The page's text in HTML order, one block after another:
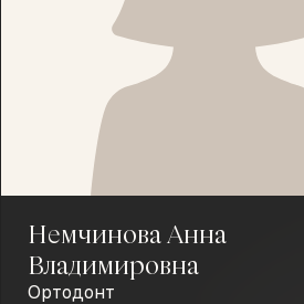
Немчинова Анна
Владимировна
Ортодонт